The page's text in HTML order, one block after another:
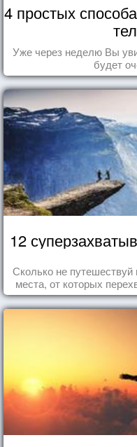
4 простых
Уже через неделю Вы
будет
12
Сколько не путешествуй
места, от которых